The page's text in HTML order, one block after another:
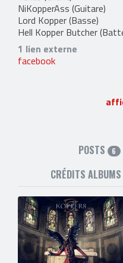
NiKopperAss (Guitare)
Lord Kopper(Basse)
Hell Kopper Butcher
1 lien externe
facebook
POSTS 6
CRÉDITS ALBUMS